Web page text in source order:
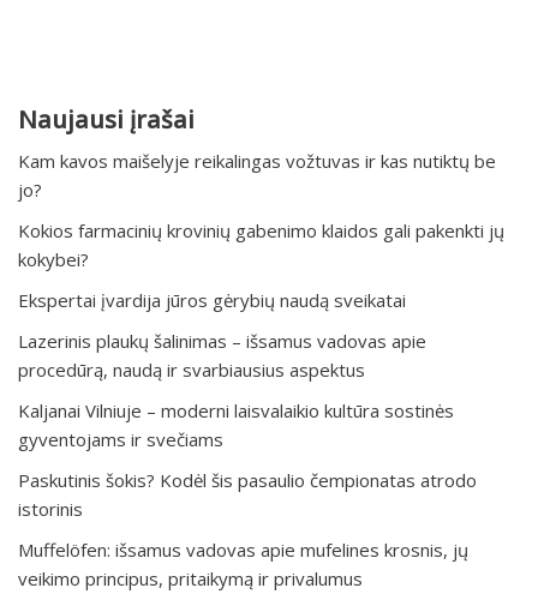
Naujausi įrašai
Kam kavos maišelyje reikalingas vožtuvas ir kas nutiktų be
jo?
Kokios farmacinių krovinių gabenimo klaidos gali pakenkti jų
kokybei?
Ekspertai įvardija jūros gėrybių naudą sveikatai
Lazerinis plaukų šalinimas – išsamus vadovas apie
procedūrą, naudą ir svarbiausius aspektus
Kaljanai Vilniuje – moderni laisvalaikio kultūra sostinės
gyventojams ir svečiams
Paskutinis šokis? Kodėl šis pasaulio čempionatas atrodo
istorinis
Muffelöfen: išsamus vadovas apie mufelines krosnis, jų
veikimo principus, pritaikymą ir privalumus